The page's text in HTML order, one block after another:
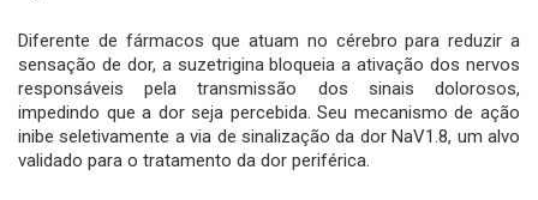
Diferente de fármacos que atuam no cérebro para reduzir a
sensação de dor, a suzetrigina bloqueia a ativação dos nervos
responsáveis pela transmissão dos sinais dolorosos,
impedindo que a dor seja percebida. Seu mecanismo de ação
inibe seletivamente a via de sinalização da dor NaV1.8, um alvo
validado para o tratamento da dor periférica.